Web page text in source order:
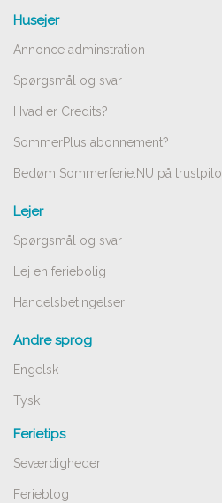
Husejer
Annonce adminstration
Spørgsmål og svar
Hvad er Credits?
SommerPlus abonnement?
Bedøm Sommerferie.NU på
Lejer
Spørgsmål og svar
Lej en feriebolig
Handelsbetingelser
Andre sprog
Engelsk
Tysk
Ferietips
Seværdigheder
Ferieblog